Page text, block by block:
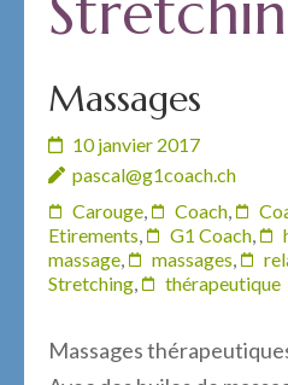
Massages
10 janvier 2017
pascal@g1coach.ch
Carouge, Coach,
Etirements, G1 Coach,
massage, massages,
Stretching, thérapeutique
Massages